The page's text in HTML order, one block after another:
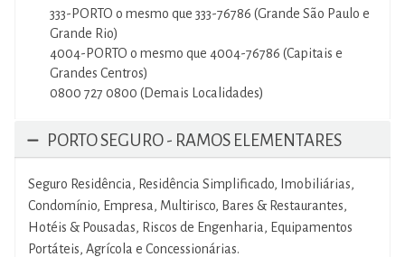
333-PORTO o mesmo que 333-76786 (Grande São Paulo e
Grande Rio)
4004-PORTO o mesmo que 4004-76786 (Capitais e
Grandes Centros)
0800 727 0800 (Demais Localidades)
PORTO SEGURO - RAMOS ELEMENTARES
Seguro Residência, Residência Simplificado, Imobiliárias,
Condomínio, Empresa, Multirisco, Bares & Restaurantes,
Hotéis & Pousadas, Riscos de Engenharia, Equipamentos
Portáteis, Agrícola e Concessionárias.